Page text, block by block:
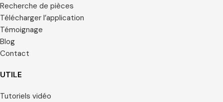
Recherche de pièces
Télécharger l’application
Témoignage
Blog
Contact
UTILE
Tutoriels vidéo